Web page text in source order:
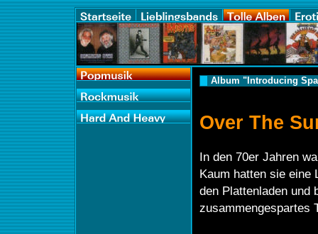
Album "Introducing
Over The
In den 70er Jahren
Kaum hatten sie eine
den Plattenladen und
zusammengespartes